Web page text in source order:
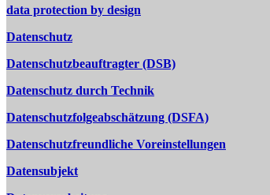
data protection by design
Datenschutz
Datenschutzbeauftragter (DSB)
Datenschutz durch Technik
Datenschutzfolgeabschätzung (DSFA)
Datenschutzfreundliche Voreinstellungen
Datensubjekt